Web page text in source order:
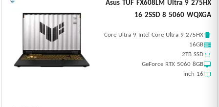
Asus TUF FX608LM Ultra 9 275HX
16 2SSD 8 5060 WQXGA
Core Ultra 9 Intel Core Ultra 9 275HX
16GB
2TB SSD
GeForce RTX 5060 8GB
16 inch